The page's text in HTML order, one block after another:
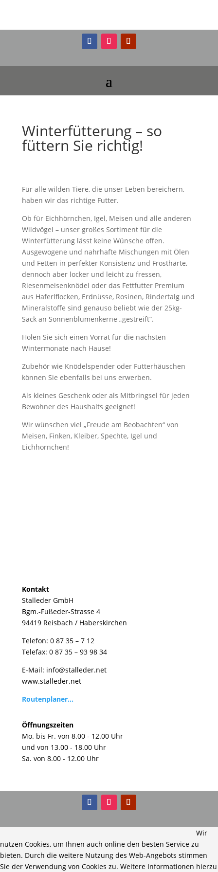
Winterfütterung – so
füttern Sie richtig!
Für alle wilden Tiere, die unser Leben bereichern,
haben wir das richtige Futter.
Ob für Eichhörnchen, Igel, Meisen und alle anderen
Wildvögel – unser großes Sortiment für die
Winterfütterung lässt keine Wünsche offen.
Ausgewogene und nahrhafte Mischungen mit Ölen
und Fetten in perfekter Konsistenz und Frosthärte,
dennoch aber locker und leicht zu fressen,
Riesenmeisenknödel oder das Fettfutter Premium
aus Haferlflocken, Erdnüsse, Rosinen, Rindertalg und
Mineralstoffe sind genauso beliebt wie der 25kg-
Sack an Sonnenblumenkerne „gestreift“.
Holen Sie sich einen Vorrat für die nächsten
Wintermonate nach Hause!
Zubehör wie Knödelspender oder Futterhäuschen
können Sie ebenfalls bei uns erwerben.
Als kleines Geschenk oder als Mitbringsel für jeden
Bewohner des Haushalts geeignet!
Wir wünschen viel „Freude am Beobachten“ von
Meisen, Finken, Kleiber, Spechte, Igel und
Eichhörnchen!
Kontakt
Stalleder GmbH
Bgm.-Fußeder-Strasse 4
94419 Reisbach / Haberskirchen
Telefon: 0 87 35 – 7 12
Telefax: 0 87 35 – 93 98 34
E-Mail: info@stalleder.net
www.stalleder.net
Routenplaner...
Öffnungszeiten
Mo. bis Fr. von 8.00 - 12.00 Uhr
und von 13.00 - 18.00 Uhr
Sa. von 8.00 - 12.00 Uhr
Wir
nutzen Cookies, um Ihnen auch online den besten Service zu
bieten. Durch die weitere Nutzung des Web-Angebots stimmen
Sie der Verwendung von Cookies zu. Weitere Informationen hierzu